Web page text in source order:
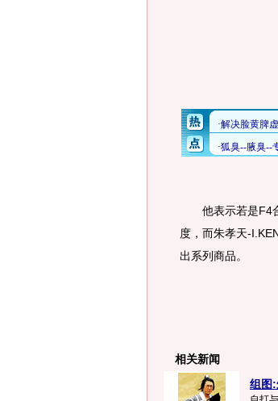
他表示若是F4合
度，而朱孝天-
出系列商品。
相关新闻
组图